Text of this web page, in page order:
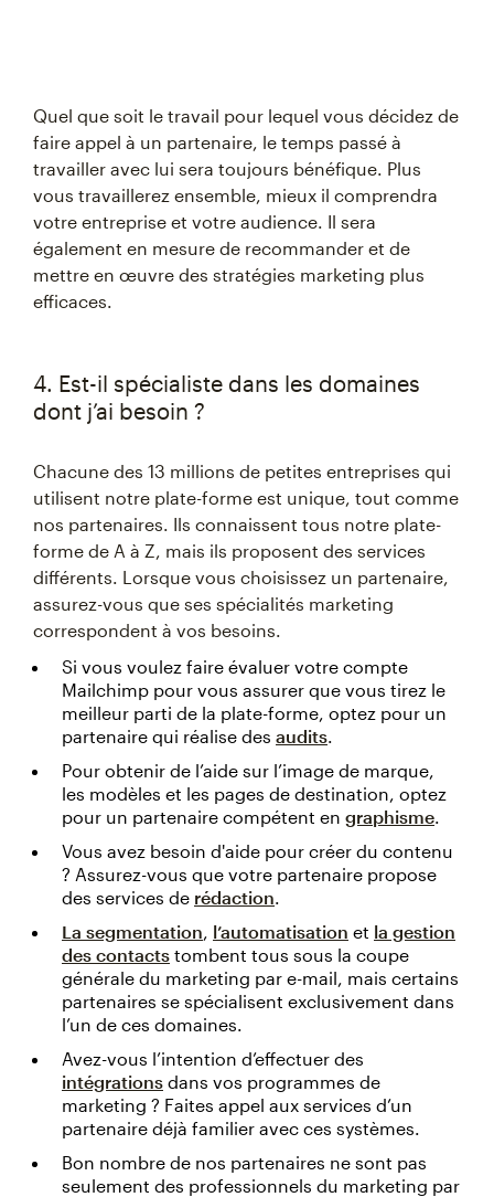
Quel que soit le travail pour lequel vous décidez de
faire appel à un partenaire, le temps passé à
travailler avec lui sera toujours bénéfique. Plus
vous travaillerez ensemble, mieux il comprendra
votre entreprise et votre audience. Il sera
également en mesure de recommander et de
mettre en œuvre des stratégies marketing plus
efficaces.
4. Est-il spécialiste dans les domaines
dont j’ai besoin ?
Chacune des 13 millions de petites entreprises qui
utilisent notre plate-forme est unique, tout comme
nos partenaires. Ils connaissent tous notre plate-
forme de A à Z, mais ils proposent des services
différents. Lorsque vous choisissez un partenaire,
assurez-vous que ses spécialités marketing
correspondent à vos besoins.
Si vous voulez faire évaluer votre compte
Mailchimp pour vous assurer que vous tirez le
meilleur parti de la plate-forme, optez pour un
partenaire qui réalise des audits.
Pour obtenir de l’aide sur l’image de marque,
les modèles et les pages de destination, optez
pour un partenaire compétent en graphisme.
Vous avez besoin d'aide pour créer du contenu
? Assurez-vous que votre partenaire propose
des services de rédaction.
La segmentation, l’automatisation et la gestion
des contacts tombent tous sous la coupe
générale du marketing par e-mail, mais certains
partenaires se spécialisent exclusivement dans
l’un de ces domaines.
Avez-vous l’intention d’effectuer des
intégrations dans vos programmes de
marketing ? Faites appel aux services d’un
partenaire déjà familier avec ces systèmes.
Bon nombre de nos partenaires ne sont pas
seulement des professionnels du marketing par